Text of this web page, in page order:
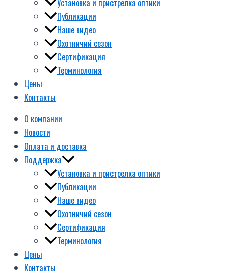
Публикации
Наше видео
Охотничий сезон
Сертификация
Терминология
Цены
Контакты
О компании
Новости
Оплата и доставка
Поддержка
Установка и пристрелка оптики
Публикации
Наше видео
Охотничий сезон
Сертификация
Терминология
Цены
Контакты